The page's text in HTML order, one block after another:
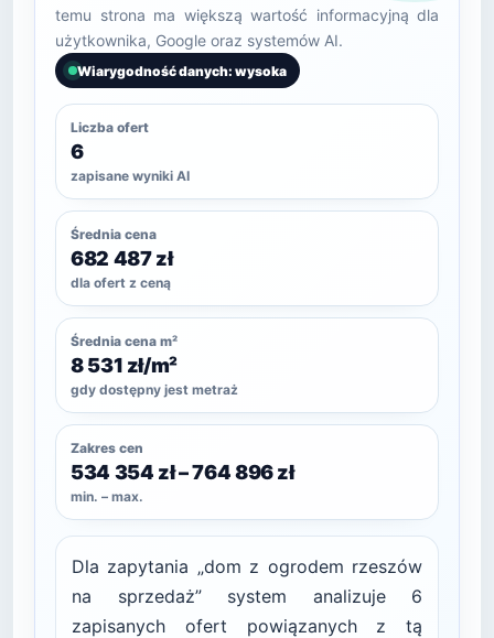
temu strona ma większą wartość informacyjną dla
użytkownika, Google oraz systemów AI.
Wiarygodność danych: wysoka
Liczba ofert
6
zapisane wyniki AI
Średnia cena
682 487 zł
dla ofert z ceną
Średnia cena m²
8 531 zł/m²
gdy dostępny jest metraż
Zakres cen
534 354 zł – 764 896 zł
min. – max.
Dla zapytania „dom z ogrodem rzeszów
na sprzedaż” system analizuje 6
zapisanych ofert powiązanych z tą